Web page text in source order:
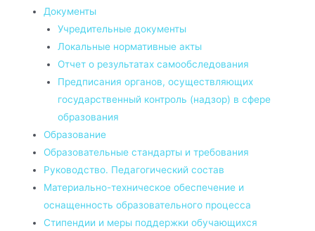
Документы
Учредительные документы
Локальные нормативные акты
Отчет о результатах самообследования
Предписания органов, осуществляющих
государственный контроль (надзор) в сфере
образования
Образование
Образовательные стандарты и требования
Руководство. Педагогический состав
Материально-техническое обеспечение и
оснащенность образовательного процесса
Стипендии и меры поддержки обучающихся